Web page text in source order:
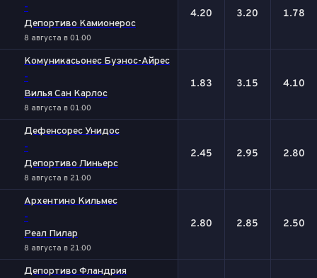
-
Депортиво Камионерос
8 августа в 01:00
4.20 3.20 1.78
Комуникасьонес Буэнос-Айрес
-
Вилья Сан Карлос
8 августа в 01:00
1.83 3.15 4.10
Дефенсорес Унидос
-
Депортиво Линьерс
8 августа в 21:00
2.45 2.95 2.80
Архентино Кильмес
-
Реал Пилар
8 августа в 21:00
2.80 2.85 2.50
Депортиво Фландрия